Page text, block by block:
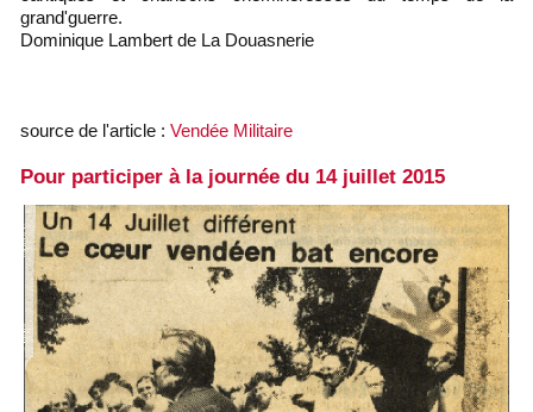
grand'guerre.
Dominique Lambert de La Douasnerie
source de l'article : Vendée Militaire
Pour participer à la journée du 14 juillet 2015